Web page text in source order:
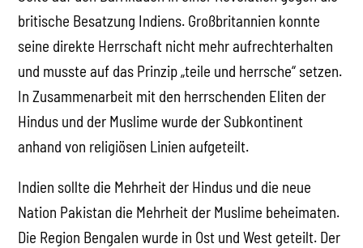
britische Besatzung Indiens. Großbritannien konnte
seine direkte Herrschaft nicht mehr aufrechterhalten
und musste auf das Prinzip „teile und herrsche“ setzen.
In Zusammenarbeit mit den herrschenden Eliten der
Hindus und der Muslime wurde der Subkontinent
anhand von religiösen Linien aufgeteilt.
Indien sollte die Mehrheit der Hindus und die neue
Nation Pakistan die Mehrheit der Muslime beheimaten.
Die Region Bengalen wurde in Ost und West geteilt. Der